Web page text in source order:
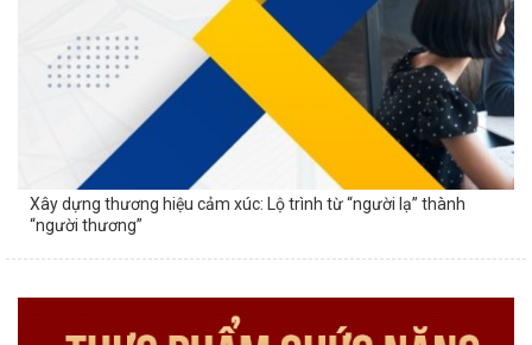
Xây dựng thương hiệu cảm xúc: Lộ trình từ “người lạ” thành
“người thương”